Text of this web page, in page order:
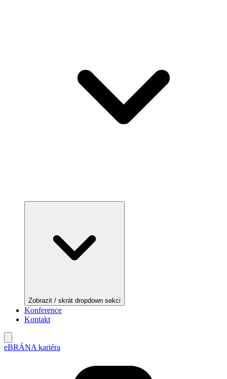
Zobrazit / skrát dropdown sekci
Konference
Kontakt
eBRÁNA kariéra